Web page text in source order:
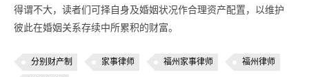
得谓不大，读者们可择自身及婚姻状况作合理资产配置，以维护
彼此在婚姻关系存续中所累积的财富。
分别财产制 家事律师 福州家事律师 福州律师